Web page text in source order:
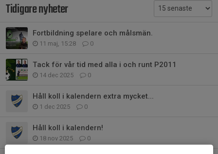
Tidigare nyheter
Fortbildning spelare och målsmän.
11 maj, 15:28 0
Tack för vår tid med alla i och runt P2011
14 dec 2025 0
Håll koll i kalendern extra mycket...
1 dec 2025 0
Håll koll i kalendern!
18 nov 2025 0